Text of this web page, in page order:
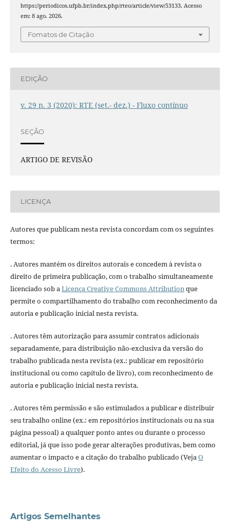
https://periodicos.ufpb.br/index.php/rteo/article/view/53133. Acesso
em: 8 ago. 2026.
Fomatos de Citação
EDIÇÃO
v. 29 n. 3 (2020): RTE (set.- dez.) - Fluxo contínuo
SEÇÃO
ARTIGO DE REVISÃO
LICENÇA
Autores que publicam nesta revista concordam com os seguintes
termos:
. Autores mantém os direitos autorais e concedem à revista o
direito de primeira publicação, com o trabalho simultaneamente
licenciado sob aLicença Creative Commons Attributionque
permite o compartilhamento do trabalho com reconhecimento da
autoria e publicação inicial nesta revista.
. Autores têm autorização para assumir contratos adicionais
separadamente, para distribuição não-exclusiva da versão do
trabalho publicada nesta revista (ex.: publicar em repositório
institucional ou como capítulo de livro), com reconhecimento de
autoria e publicação inicial nesta revista.
. Autores têm permissão e são estimulados a publicar e distribuir
seu trabalho online (ex.: em repositórios institucionais ou na sua
página pessoal) a qualquer ponto antes ou durante o processo
editorial, já que isso pode gerar alterações produtivas, bem como
aumentar o impacto e a citação do trabalho publicado (VejaO
Efeito do Acesso Livre).
Artigos Semelhantes